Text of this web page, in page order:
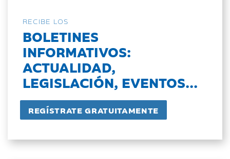
RECIBE LOS
BOLETINES
INFORMATIVOS:
ACTUALIDAD,
LEGISLACIÓN, EVENTOS...